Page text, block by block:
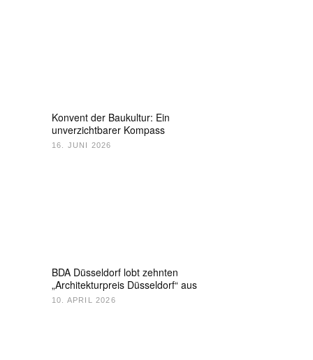
Konvent der Baukultur: Ein
unverzichtbarer Kompass
16. JUNI 2026
BDA Düsseldorf lobt zehnten
„Architekturpreis Düsseldorf“ aus
10. APRIL 2026